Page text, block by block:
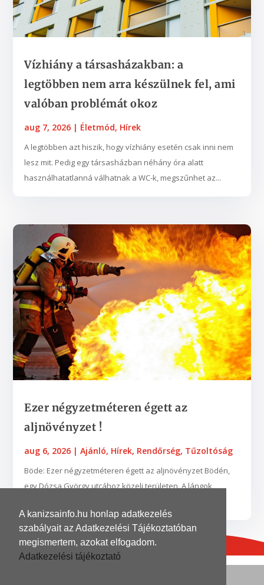
A kanizsainfo.hu honlap adatkezelés
szabályait az Adatkezelési Tájékoztatóban
megismertem, azokat elfogadom.
Adatkezelési tájékoztató
Vízhiány a társasházakban: a
legtöbben nem arra készülnek fel, ami
valóban problémát okoz
aug 7, 2026 | Életmód, Hírek
A legtöbben azt hiszik, hogy vízhiány esetén csak inni nem
lesz mit. Pedig egy társasházban néhány óra alatt
használhatatlanná válhatnak a WC-k, megszűnhet az...
Ezer négyzetméteren égett az
aljnövényzet !
aug 6, 2026 |Ajánló, Hírek, Rendőrség, Tűzoltóság
Böde: Ezer négyzetméteren égett az aljnövényzet Bödén,
egy Dózsa György utcához közeli területen. A lángok